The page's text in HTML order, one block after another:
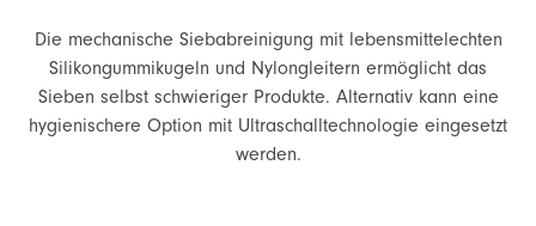
Die mechanische Siebabreinigung mit lebensmittelechten
Silikongummikugeln und Nylongleitern ermöglicht das
Sieben selbst schwieriger Produkte. Alternativ kann eine
hygienischere Option mit Ultraschalltechnologie eingesetzt
werden.